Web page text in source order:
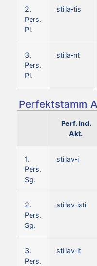
2.
Pers.
Pl.
stilla‑tis
3.
Pers.
Pl.
stilla‑nt
Perfektstamm
Perf. Ind.
Akt.
1.
Pers.
Sg.
stillav‑i
2.
Pers.
Sg.
stillav‑isti
3.
Pers.
stillav‑it